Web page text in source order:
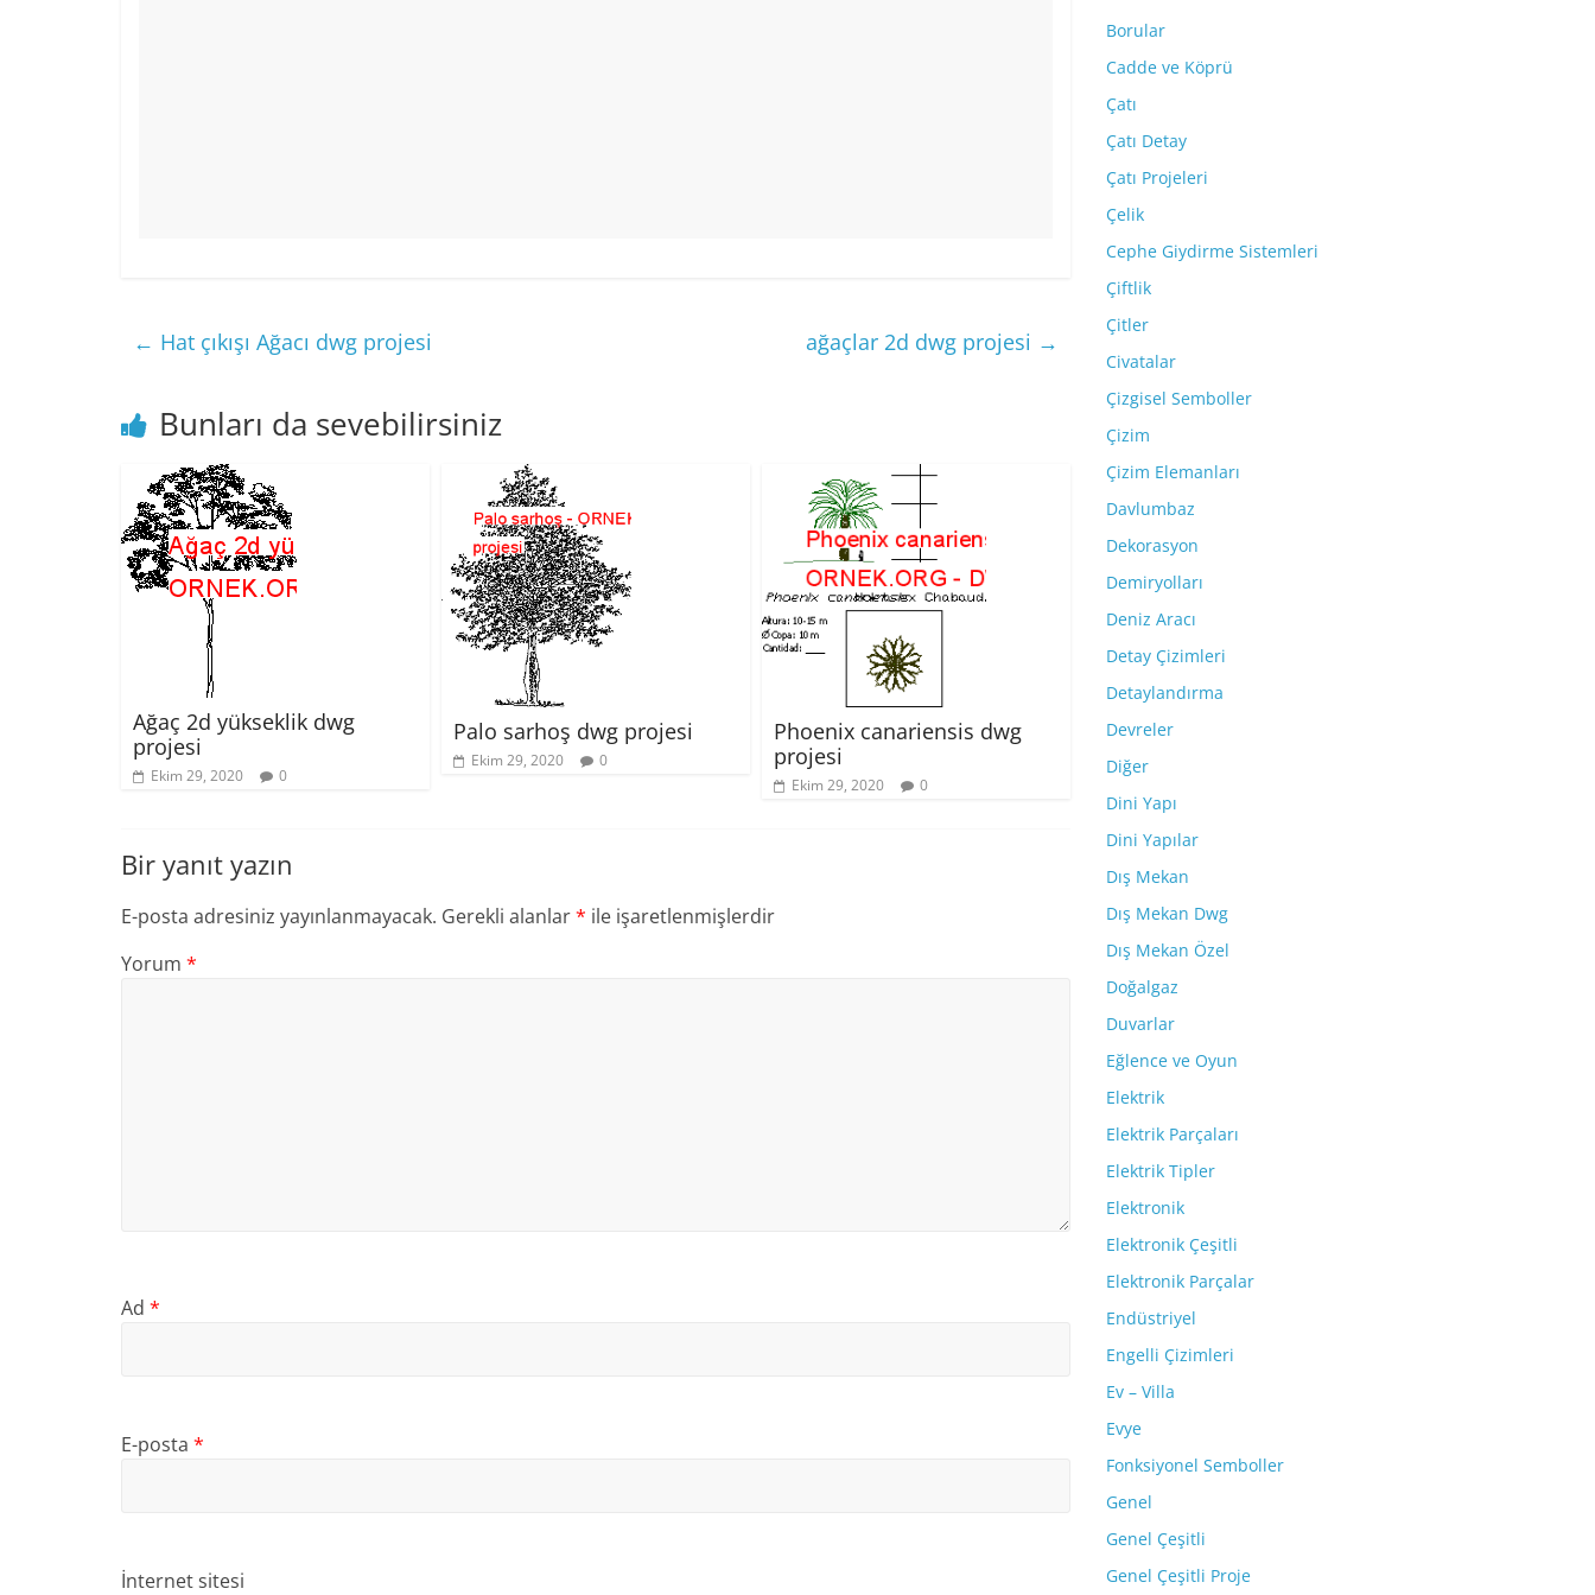
← Hat çıkışı Ağacı dwg projesi ağaçlar 2d dwg projesi →
Bunları da sevebilirsiniz
Ağaç 2d yükseklik dwg
projesi
Ekim 29, 2020 0
Palo sarhoş dwg projesi
Ekim 29, 2020 0
Phoenix canariensis dwg
projesi
Ekim 29, 2020 0
Bir yanıt yazın
E-posta adresiniz yayınlanmayacak. Gerekli alanlar* ile işaretlenmişlerdir
Yorum *
Ad *
E-posta *
İnternet sitesi
Borular
Cadde ve Köprü
Çatı
Çatı Detay
Çatı Projeleri
Çelik
Cephe Giydirme Sistemleri
Çiftlik
Çitler
Civatalar
Çizgisel Semboller
Çizim
Çizim Elemanları
Davlumbaz
Dekorasyon
Demiryolları
Deniz Aracı
Detay Çizimleri
Detaylandırma
Devreler
Diğer
Dini Yapı
Dini Yapılar
Dış Mekan
Dış Mekan Dwg
Dış Mekan Özel
Doğalgaz
Duvarlar
Eğlence ve Oyun
Elektrik
Elektrik Parçaları
Elektrik Tipler
Elektronik
Elektronik Çeşitli
Elektronik Parçalar
Endüstriyel
Engelli Çizimleri
Ev – Villa
Evye
Fonksiyonel Semboller
Genel
Genel Çeşitli
Genel Çeşitli Proje